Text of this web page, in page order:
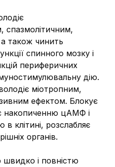
також чинить
спинного мозку і
периферичних
дію.
міотропним,
ефектом. Блокує
накопиченню цАМФ і
клітині, розслабляє
органів.
і повністю